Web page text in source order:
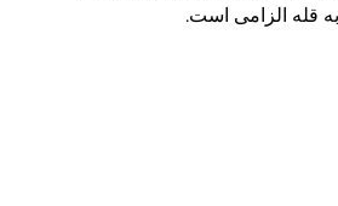
قله الزامی است.